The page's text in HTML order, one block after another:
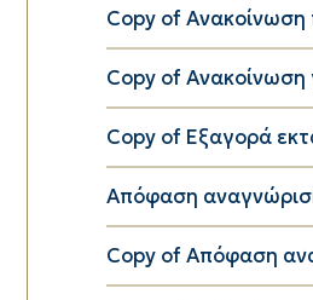
Copy of Ανακοίνωση
Copy of Ανακοίνωση
Copy of Εξαγορά
Απόφαση
Copy of Απόφαση